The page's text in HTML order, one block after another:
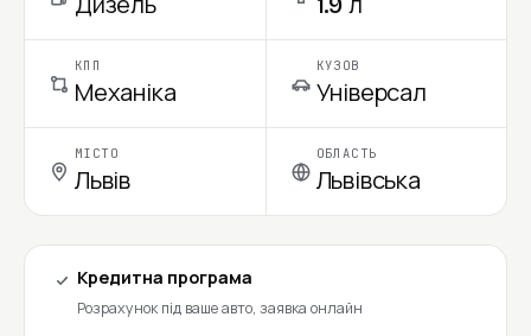
КПП
Механіка
КУЗОВ
Універсал
МІСТО
Львів
ОБЛАСТЬ
Львівська
Кредитна програма
Розрахунок під ваше авто, заявка онлайн